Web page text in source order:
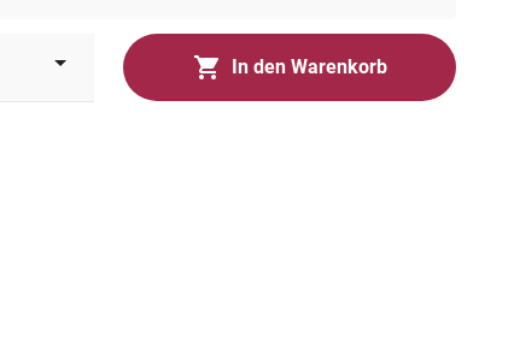
In den Warenkorb